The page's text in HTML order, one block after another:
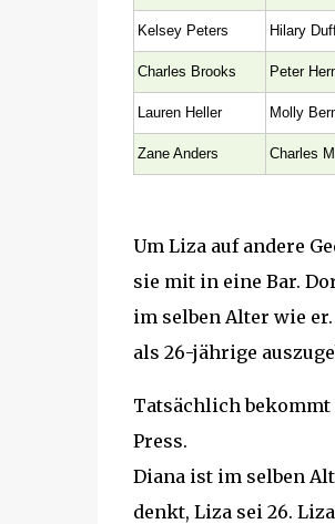
Kelsey Peters Hilary
Charles Brooks Peter
Lauren Heller Molly
Zane Anders Charles
Um Liza auf andere
sie mit in eine Bar.
im selben Alter wie
als 26-jährige
Tatsächlich
Press.
Diana ist im selben
denkt, Liza sei 26.